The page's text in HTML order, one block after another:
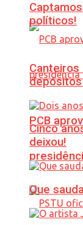
PCB
políticos!
Canteiros
Cinco
deixou!
Que